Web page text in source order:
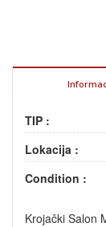
TIP :
Lokacija :
Condition :
Krojački Salon